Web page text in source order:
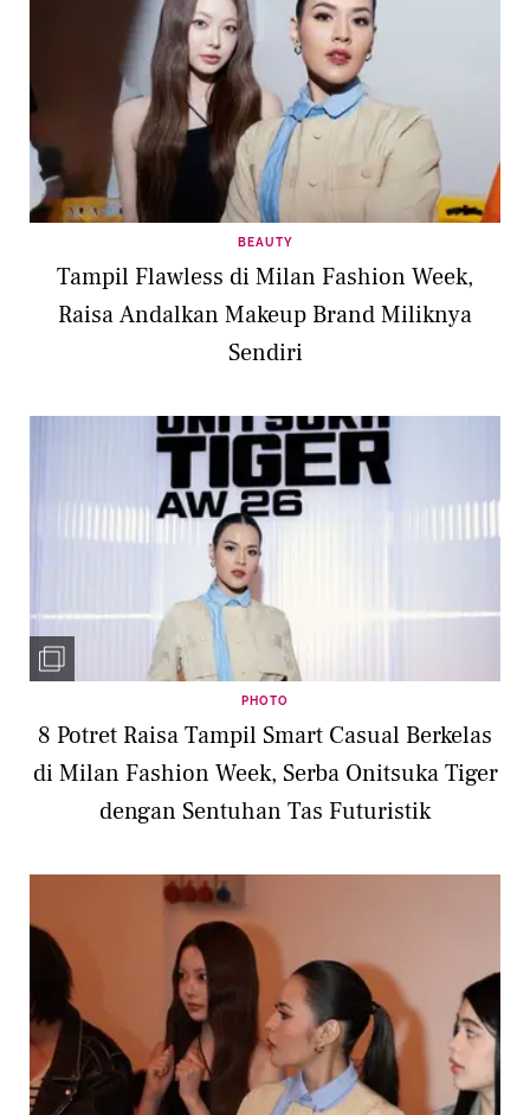
BEAUTY
Tampil Flawless di Milan Fashion Week,
Raisa Andalkan Makeup Brand Miliknya
Sendiri
PHOTO
8 Potret Raisa Tampil Smart Casual Berkelas
di Milan Fashion Week, Serba Onitsuka Tiger
dengan Sentuhan Tas Futuristik